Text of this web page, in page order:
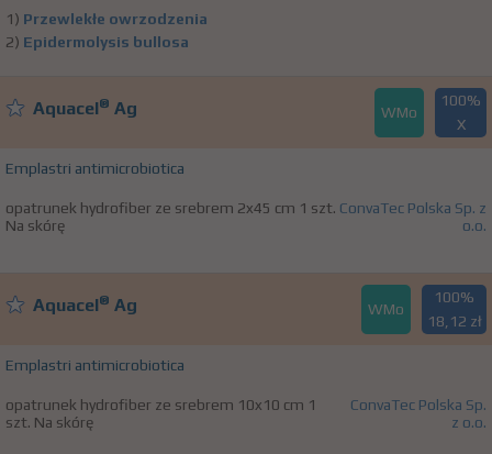
1) Przewlekłe owrzodzenia
2) Epidermolysis bullosa
Aquacel® Ag WMo
100%
X
Emplastri antimicrobiotica
opatrunek hydrofiber ze srebrem 2x45 cm 1 szt.
Na skórę
ConvaTec Polska Sp. z
o.o.
Aquacel® Ag WMo
100%
18,12 zł
Emplastri antimicrobiotica
opatrunek hydrofiber ze srebrem 10x10 cm 1
szt. Na skórę
ConvaTec Polska Sp.
z o.o.